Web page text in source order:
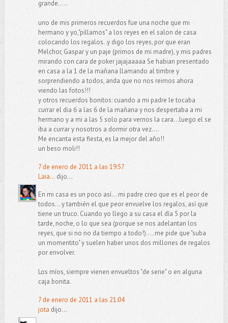
grande.....
uno de mis primeros recuerdos fue una noche que mi
hermano y yo,"pillamos" a los reyes en el salon de casa
colocando los regalos..y digo los reyes, por que eran
Melchor, Gaspar y un paje (primos de mi madre), y mis padres
mirando con cara de poker jajajaaaaa Se habian presentado
en casa a la 1 de la mañana llamando al timbre y
sorprendiendo a todos, anda que no nos reimos ahora
viendo las fotos!!!
y otros recuerdos bonitos: cuando a mi padre le tocaba
currar el dia 6 a las 6 de la mañana y nos despertaba a mi
hermano y a mi a las 5 solo para vernos la cara...luego el se
iba a currar y nosotros a dormir otra vez....
Me encanta esta fiesta, es la mejor del año!!
un beso moli!!
7 de enero de 2011 a las 19:57
Laia...dijo...
En mi casa es un poco así... mi padre creo que es el peor de
todos... y también el que peor envuelve los regalos, así que
tiene un truco. Cuando yo llego a su casa el día 5 por la
tarde, noche, o lo que sea (porque se nos adelantan los
reyes, que si no no da tiempo a todo!).... me pide que "suba
un momentito" y suelen haber unos dos millones de regalos
por envolver.
Los míos, siempre vienen envueltos "de serie" o en alguna
caja bonita.
7 de enero de 2011 a las 21:04
jota dijo...